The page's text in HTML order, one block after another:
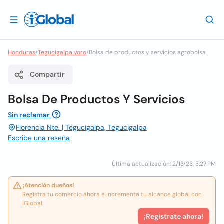
Honduras/Tegucigalpa yoro/Bolsa de productos y servicios agrobolsa
Compartir
Bolsa De Productos Y Servicios
Sin reclamar
Florencia Nte. | Tegucigalpa, Tegucigalpa
Escribe una reseña
Última actualización: 2/13/23, 3:27 PM
¡Atención dueños!
Registra tu comercio ahora e incrementa tu alcance global con
iGlobal.
¡Registrate ahora!